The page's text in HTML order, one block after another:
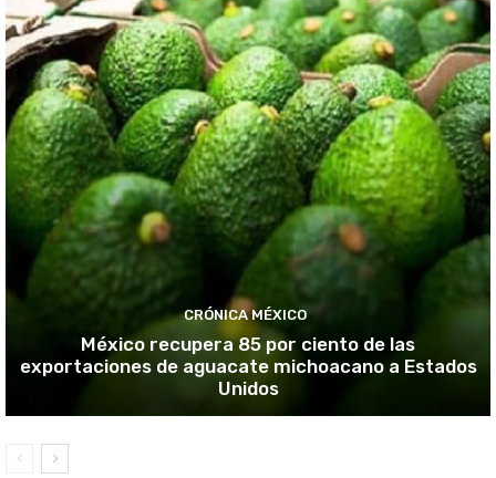
CRÓNICA MÉXICO
México recupera 85 por ciento de las
exportaciones de aguacate michoacano a Estados
Unidos